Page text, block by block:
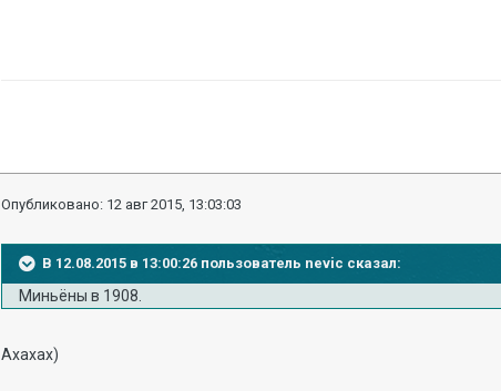
Опубликовано: 12 авг 2015, 13:03:03
В 12.08.2015 в 13:00:26 пользователь nevic сказал:
Миньёны в 1908.
Ахахах)